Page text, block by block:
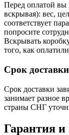
Перед оплатой вы
вскрывая): вес,
соответствует
попросите
Вскрывать
того, как оплатили
Срок доставки
Срок доставки
занимает разное
страны СНГ
Гарантия и